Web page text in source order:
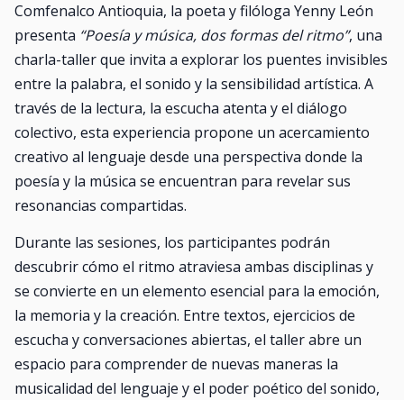
Comfenalco Antioquia, la poeta y filóloga Yenny León
presenta “Poesía y música, dos formas del ritmo”, una
charla-taller que invita a explorar los puentes invisibles
entre la palabra, el sonido y la sensibilidad artística. A
través de la lectura, la escucha atenta y el diálogo
colectivo, esta experiencia propone un acercamiento
creativo al lenguaje desde una perspectiva donde la
poesía y la música se encuentran para revelar sus
resonancias compartidas.
Durante las sesiones, los participantes podrán
descubrir cómo el ritmo atraviesa ambas disciplinas y
se convierte en un elemento esencial para la emoción,
la memoria y la creación. Entre textos, ejercicios de
escucha y conversaciones abiertas, el taller abre un
espacio para comprender de nuevas maneras la
musicalidad del lenguaje y el poder poético del sonido,